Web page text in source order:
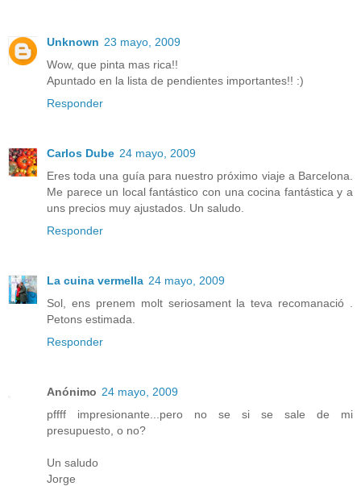
Unknown 23 mayo, 2009
Wow, que pinta mas rica!!
Apuntado en la lista de pendientes importantes!! :)
Responder
Carlos Dube 24 mayo, 2009
Eres toda una guía para nuestro próximo viaje a Barcelona.
Me parece un local fantástico con una cocina fantástica y a
uns precios muy ajustados. Un saludo.
Responder
La cuina vermella 24 mayo, 2009
Sol, ens prenem molt seriosament la teva recomanació .
Petons estimada.
Responder
Anónimo 24 mayo, 2009
pffff impresionante...pero no se si se sale de mi
presupuesto, o no?
Un saludo
Jorge